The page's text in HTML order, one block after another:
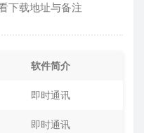
下载地址与备注
软件简介
即时通讯
即时通讯